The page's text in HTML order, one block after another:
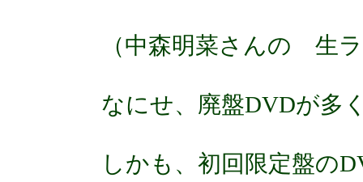
（中森明菜さんの 生
なにせ、廃盤DVDが多
しかも、初回限定盤の